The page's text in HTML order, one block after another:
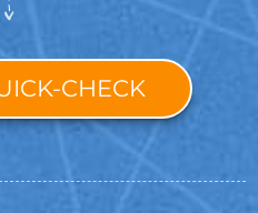
CHECK